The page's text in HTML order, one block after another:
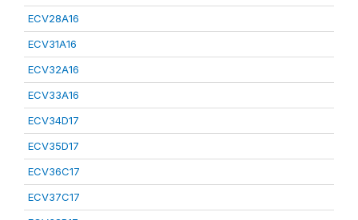
ECV28A16
ECV31A16
ECV32A16
ECV33A16
ECV34D17
ECV35D17
ECV36C17
ECV37C17